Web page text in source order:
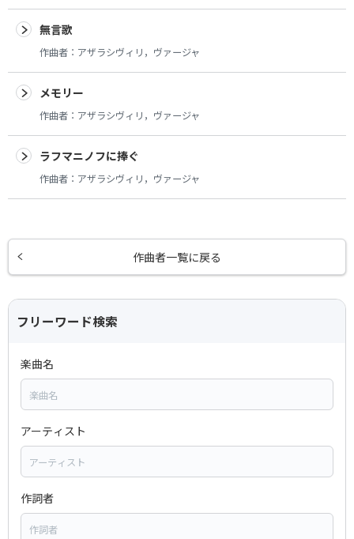
無言歌
作曲者： アザラシヴィリ，ヴァージャ
メモリー
作曲者： アザラシヴィリ，ヴァージャ
ラフマニノフに捧ぐ
作曲者： アザラシヴィリ，ヴァージャ
作曲者一覧に戻る
フリーワード検索
楽曲名
アーティスト
作詞者